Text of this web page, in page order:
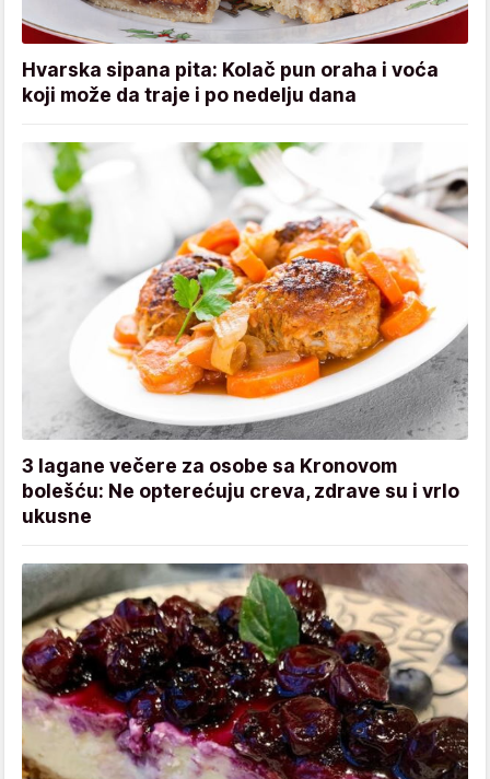
Hvarska sipana pita: Kolač pun oraha i voća
koji može da traje i po nedelju dana
3 lagane večere za osobe sa Kronovom
bolešću: Ne opterećuju creva, zdrave su i vrlo
ukusne